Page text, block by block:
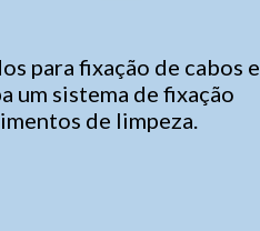
para fixação de cabos e
um sistema de fixação
de limpeza.